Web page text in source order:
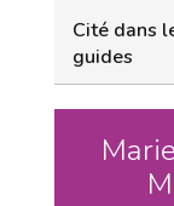
Cité dans
guides